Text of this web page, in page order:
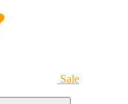
Sale